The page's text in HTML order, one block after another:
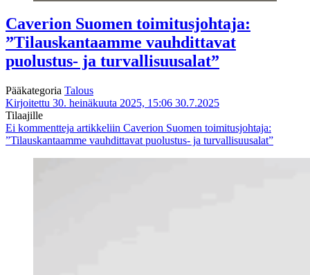
Caverion Suomen toimitusjohtaja:
”Tilauskantaamme vauhdittavat
puolustus- ja turvallisuusalat”
Pääkategoria Talous
Kirjoitettu 30. heinäkuuta 2025, 15:06 30.7.2025
Tilaajille
Ei kommentteja artikkeliin Caverion Suomen toimitusjohtaja:
”Tilauskantaamme vauhdittavat puolustus- ja turvallisuusalat”